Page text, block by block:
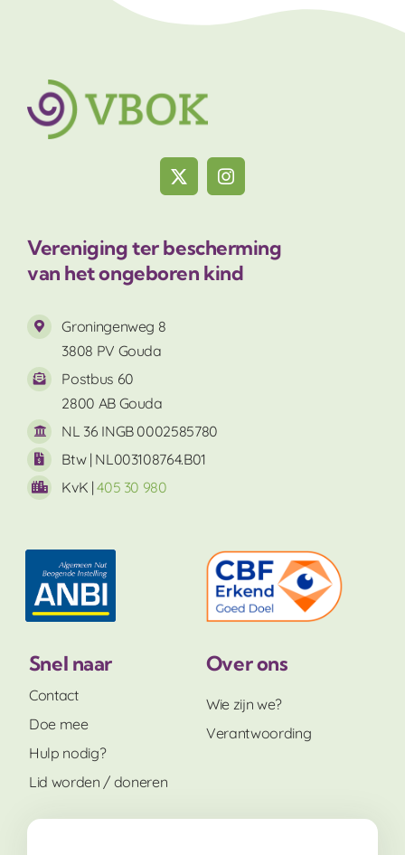
Vereniging ter bescherming
van het ongeboren kind
Groningenweg 8
3808 PV Gouda
Postbus 60
2800 AB Gouda
NL 36 INGB 0002585780
Btw | NL003108764.B01
KvK |405 30 980
Snel naar
Contact
Doe mee
Hulp nodig?
Lid worden / doneren
Over ons
Wie zijn we?
Verantwoording